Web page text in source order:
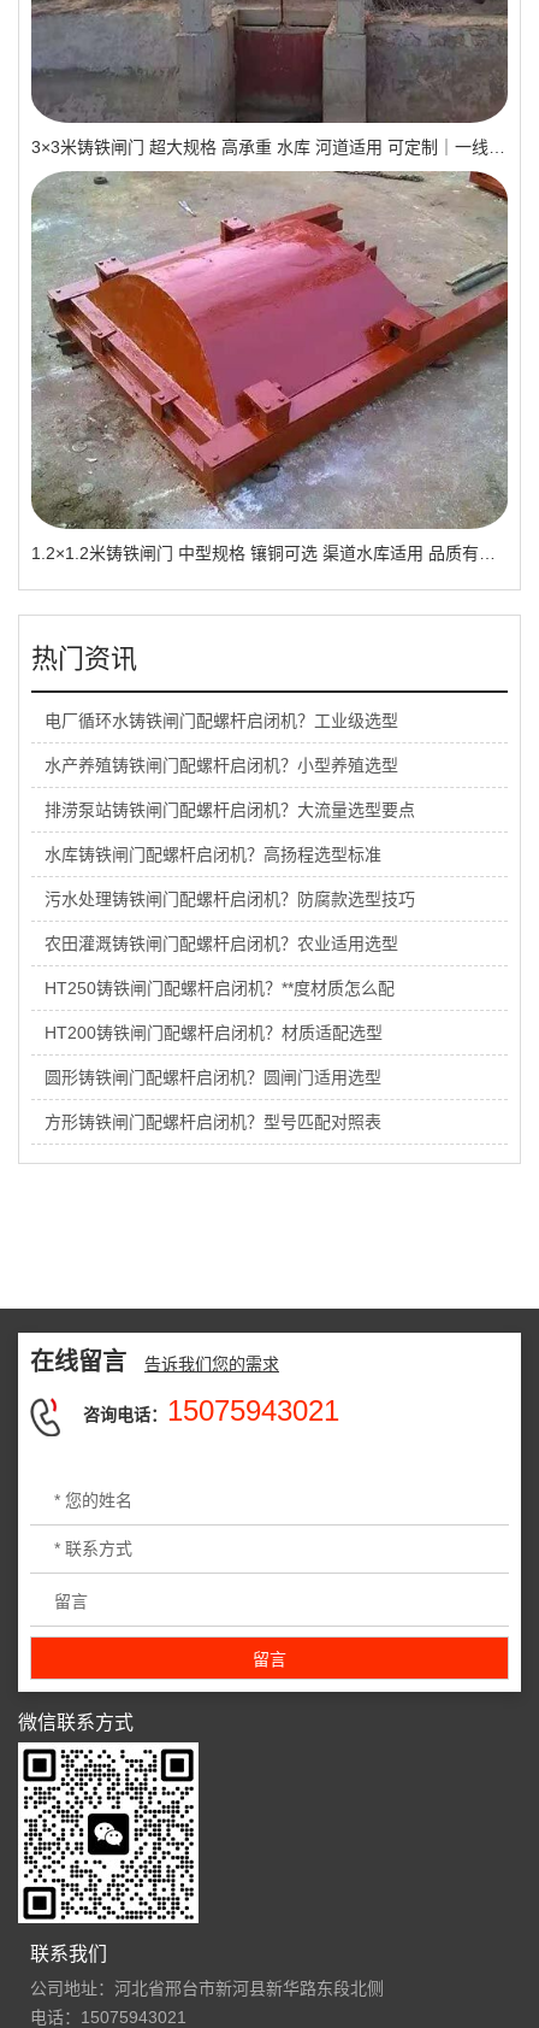
热门资讯
电厂循环水铸铁闸门配螺杆启闭机？工业级选型
水产养殖铸铁闸门配螺杆启闭机？小型养殖选型
排涝泵站铸铁闸门配螺杆启闭机？大流量选型要点
水库铸铁闸门配螺杆启闭机？高扬程选型标准
污水处理铸铁闸门配螺杆启闭机？防腐款选型技巧
农田灌溉铸铁闸门配螺杆启闭机？农业适用选型
HT250铸铁闸门配螺杆启闭机？**度材质怎么配
HT200铸铁闸门配螺杆启闭机？材质适配选型
圆形铸铁闸门配螺杆启闭机？圆闸门适用选型
方形铸铁闸门配螺杆启闭机？型号匹配对照表
在线留言 告诉我们您的需求
咨询电话： 15075943021
微信联系方式
联系我们
公司地址：河北省邢台市新河县新华路东段北侧
电话：15075943021